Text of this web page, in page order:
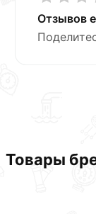
Отзывов
Товары